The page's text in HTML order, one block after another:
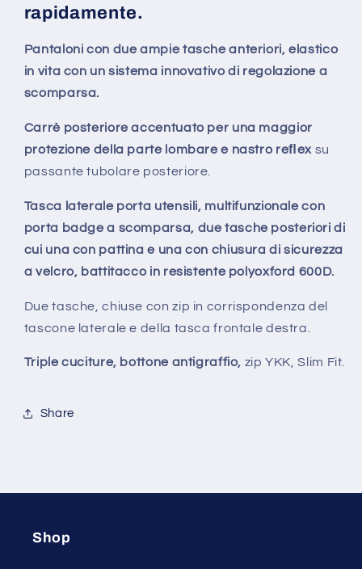
rapidamente.
Pantaloni con due ampie tasche anteriori, elastico
in vita con un sistema innovativo di regolazione a
scomparsa.
Carrè posteriore accentuato per una maggior
protezione della parte lombare e nastro reﬂex su
passante tubolare posteriore.
Tasca laterale porta utensili, multifunzionale con
porta badge a scomparsa, due tasche posteriori di
cui una con pattina e una con chiusura di sicurezza
a velcro, battitacco in resistente polyoxford 600D.
Due tasche, chiuse con zip in corrispondenza del
tascone laterale e della tasca frontale destra.
Triple cuciture, bottone antigraffio, zip YKK, Slim Fit.
Share
Shop